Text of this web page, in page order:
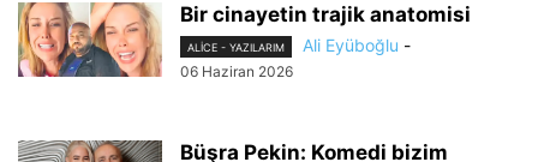
Bir cinayetin trajik anatomisi
ALİCE - YAZILARIM Ali Eyüboğlu -
06 Haziran 2026
Büşra Pekin: Komedi bizim